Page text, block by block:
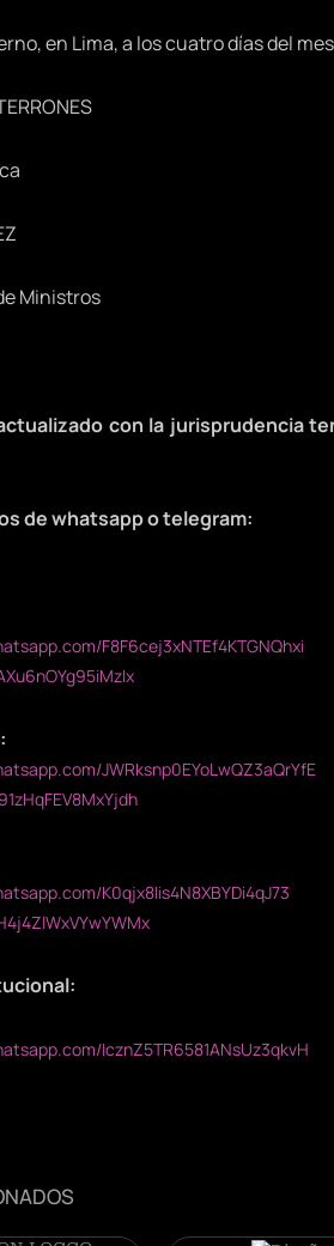
en Lima, a los cuatro días del
Ministros
con la jurisprudencia
de whatsapp o telegram:
F8F6cej3xNTEf4KTGNQhxi
JWRksnp0EYoLwQZ3aQrYfE
K0qjx8lis4N8XBYDi4qJ73
IcznZ5TR6581ANsUz3qkvH